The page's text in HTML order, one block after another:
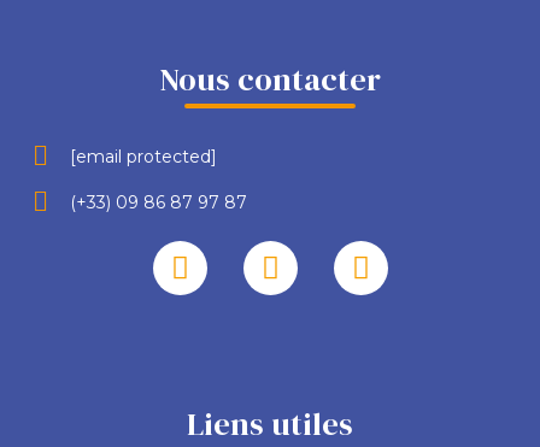
Nous contacter
[email protected]
(+33) 09 86 87 97 87
Liens utiles